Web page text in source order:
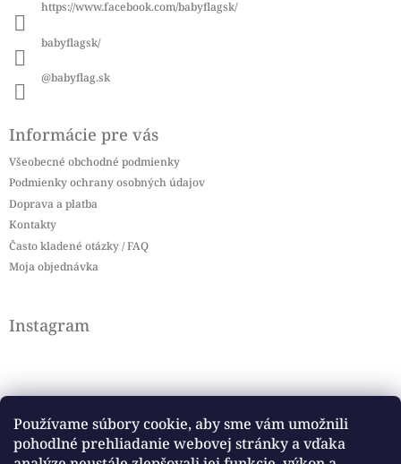
Používame súbory cookie, aby sme vám umožnili
pohodlné prehliadanie webovej stránky a vďaka
https://www.facebook.com/babyflagsk/
babyflagsk/
@babyflag.sk
Informácie pre vás
Všeobecné obchodné podmienky
Podmienky ochrany osobných údajov
Doprava a platba
Kontakty
Často kladené otázky / FAQ
Moja objednávka
Instagram
Sledovať na Instagrame